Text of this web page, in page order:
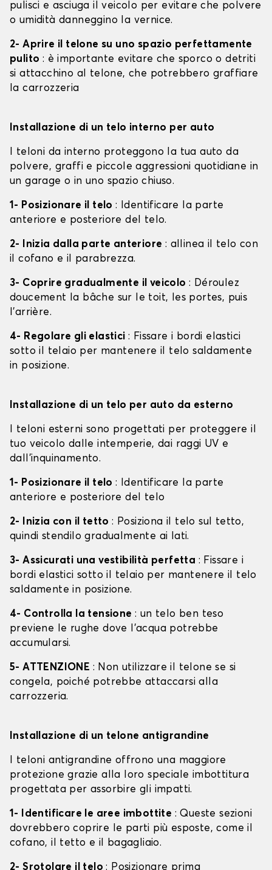
pulisci e asciuga il veicolo per evitare che polvere
o umidità danneggino la vernice.
2- Aprire il telone su uno spazio perfettamente
pulito : è importante evitare che sporco o detriti
si attacchino al telone, che potrebbero graffiare
la carrozzeria
Installazione di un telo interno per auto
I teloni da interno proteggono la tua auto da
polvere, graffi e piccole aggressioni quotidiane in
un garage o in uno spazio chiuso.
1- Posizionare il telo: Identificare la parte
anteriore e posteriore del telo.
2- Inizia dalla parte anteriore : allinea il telo con
il cofano e il parabrezza.
3- Coprire gradualmente il veicolo : Déroulez
doucement la bâche sur le toit, les portes, puis
l'arrière.
4- Regolare gli elastici : Fissare i bordi elastici
sotto il telaio per mantenere il telo saldamente
in posizione.
Installazione di un telo per auto da esterno
I teloni esterni sono progettati per proteggere il
tuo veicolo dalle intemperie, dai raggi UV e
dall'inquinamento.
1- Posizionare il telo: Identificare la parte
anteriore e posteriore del telo
2- Inizia con il tetto: Posiziona il telo sul tetto,
quindi stendilo gradualmente ai lati.
3- Assicurati una vestibilità perfetta : Fissare i
bordi elastici sotto il telaio per mantenere il telo
saldamente in posizione.
4- Controlla la tensione : un telo ben teso
previene le rughe dove l'acqua potrebbe
accumularsi.
5- ATTENZIONE : Non utilizzare il telone se si
congela, poiché potrebbe attaccarsi alla
carrozzeria.
Installazione di un telone antigrandine
I teloni antigrandine offrono una maggiore
protezione grazie alla loro speciale imbottitura
progettata per assorbire gli impatti.
1- Identificare le aree imbottite : Queste sezioni
dovrebbero coprire le parti più esposte, come il
cofano, il tetto e il bagagliaio.
2- Srotolare il telo: Posizionare prima